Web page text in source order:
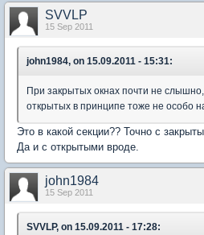
SVVLP
15 Sep 2011
john1984, on 15.09.2011 - 15:31:
При закрытых окнах почти не
открытых в принципе тоже не особо
Это в какой секции?? Точно с
Да и с открытыми вроде.
john1984
15 Sep 2011
SVVLP, on 15.09.2011 - 17:28: